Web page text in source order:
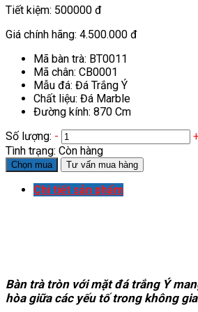
Tiết kiệm: 500000 đ
Giá chính hãng: 4.500.000 đ
Mã bàn trà: BT0011
Mã chân: CB0001
Mẫu đá: Đá Trắng Ý
Chất liệu: Đá Marble
Đường kính: 870 Cm
Số lượng: -
Tình trạng: Còn hàng
Chọn mua Tư vấn mua hàng
Chi tiết sản phẩm
Bàn trà tròn với mặt đá trắng Ý
hòa giữa các yếu tố trong không